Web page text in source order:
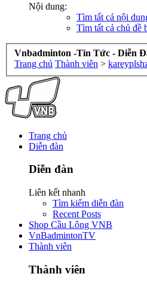
Nội dung:
Tìm tất cả nội
Tìm tất cả chủ đề
Vnbadminton -Tin Tức - Diễn
Trang chủ Thành viên >
Trang chủ
Diễn đàn
Diễn đàn
Liên kết nhanh
Tìm kiếm diễn đàn
Recent Posts
Shop Cầu Lông VNB
VnBadmintonTV
Thành viên
Thành viên